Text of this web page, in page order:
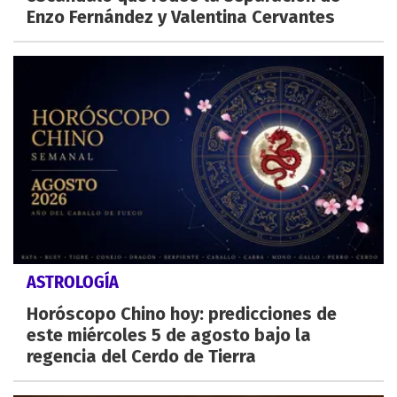
Enzo Fernández y Valentina Cervantes
ASTROLOGÍA
Horóscopo Chino hoy: predicciones de
este miércoles 5 de agosto bajo la
regencia del Cerdo de Tierra